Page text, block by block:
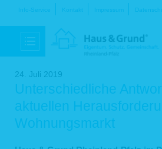
Navigation
Info-Service Kontakt Impressum
24. Juli 2019
Unterschiedliche
aktuellen
Wohnungsmarkt